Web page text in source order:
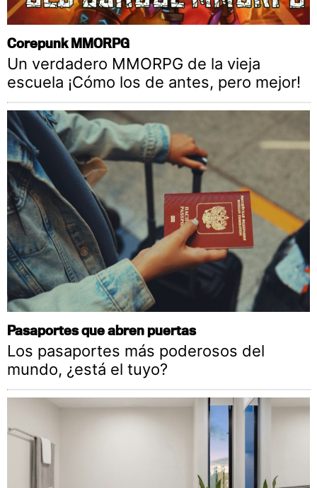
Corepunk MMORPG
Un verdadero MMORPG de la vieja
escuela ¡Cómo los de antes, pero mejor!
Pasaportes que abren puertas
Los pasaportes más poderosos del
mundo, ¿está el tuyo?